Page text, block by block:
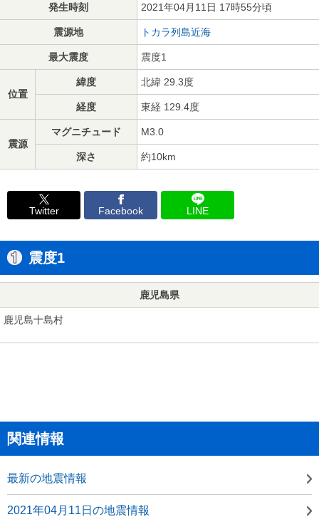
発生時刻 2021年04月11日 17時55分頃
震源地 トカラ列島近海
最大震度 震度1
位置
緯度 北緯 29.3度
経度 東経 129.4度
震源
マグニチュード M3.0
深さ 約10km
Twitter Facebook LINE
震度1
鹿児島県
鹿児島十島村
関連情報
最新の地震情報
2021年04月11日の地震情報